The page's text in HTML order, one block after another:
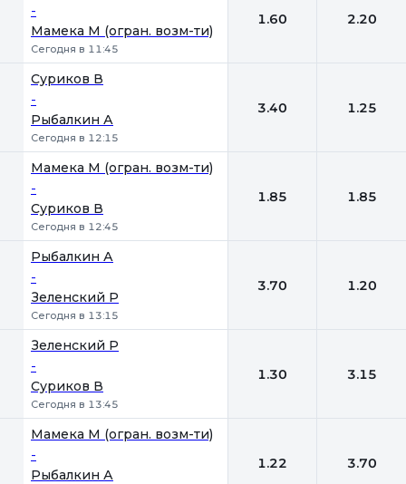
-
Мамека М (огран. возм-ти)
Сегодня в 11:45
1.60 2.20
Суриков В
-
Рыбалкин А
Сегодня в 12:15
3.40 1.25
Мамека М (огран. возм-ти)
-
Суриков В
Сегодня в 12:45
1.85 1.85
Рыбалкин А
-
Зеленский Р
Сегодня в 13:15
3.70 1.20
Зеленский Р
-
Суриков В
Сегодня в 13:45
1.30 3.15
Мамека М (огран. возм-ти)
-
Рыбалкин А
1.22 3.70